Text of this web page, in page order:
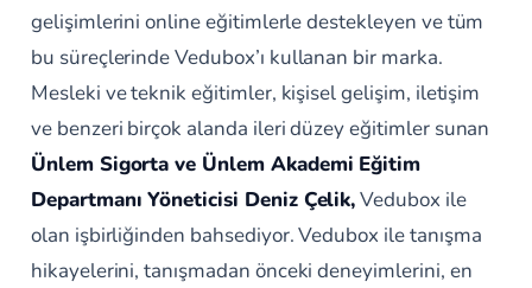
gelişimlerini online eğitimlerle destekleyen ve tüm
bu süreçlerinde Vedubox’ı kullanan bir marka.
Mesleki ve teknik eğitimler, kişisel gelişim, iletişim
ve benzeri birçok alanda ileri düzey eğitimler sunan
Ünlem Sigorta ve Ünlem Akademi Eğitim
Departmanı Yöneticisi Deniz Çelik,Vedubox ile
olan işbirliğinden bahsediyor. Vedubox ile tanışma
hikayelerini, tanışmadan önceki deneyimlerini, en